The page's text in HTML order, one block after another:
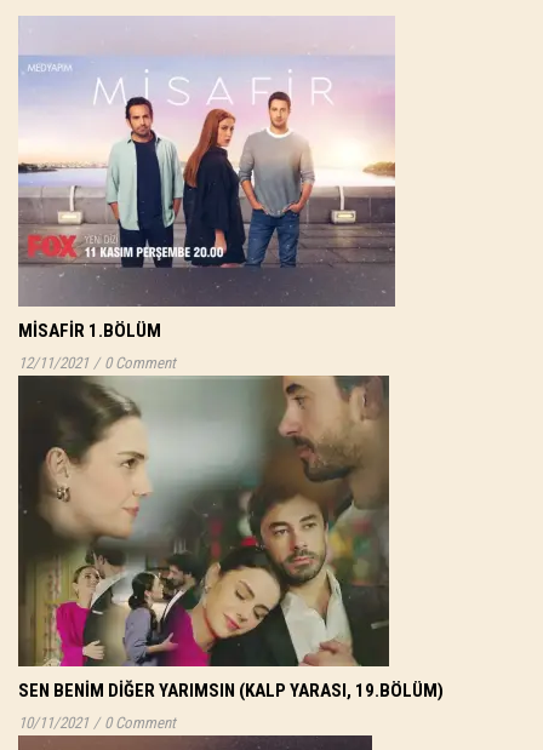
MISAFIR 1.BÖLÜM
12/11/2021 / 0 Comment
SEN BENIM DIĞER YARIMSIN (KALP YARASI, 19.BÖLÜM)
10/11/2021 / 0 Comment